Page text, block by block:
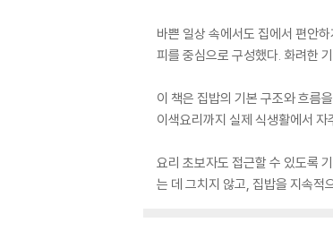
바쁜 일상 속에서도 집에서 편안
피를 중심으로 구성했다. 화려한
이 책은 집밥의 기본 구조와 흐름
이색요리까지 실제 식생활에서
요리 초보자도 접근할 수 있도록
는 데 그치지 않고, 집밥을 지속적